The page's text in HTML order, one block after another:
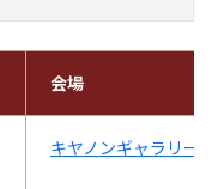
会場
キヤノンギャラリー